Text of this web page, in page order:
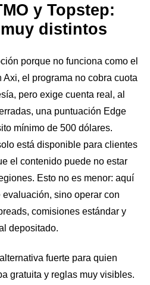
y Topstep:
distintos
porque no funciona como el
el programa no cobra cuota
pero exige cuenta real, al
una puntuación Edge
mínimo de 500 dólares.
está disponible para clientes
el contenido puede no estar
Esto no es menor: aquí
sino operar con
comisiones estándar y
depositado.
fuerte para quien
gratuita y reglas muy visibles.